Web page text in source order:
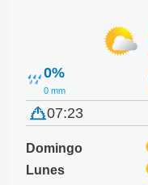
0%
0 mm
07:23
Domingo
Lunes